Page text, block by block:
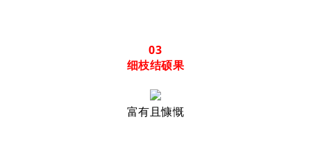
03
细枝结硕果
富有且慷慨